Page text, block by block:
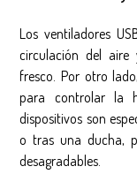
Los ventiladores
circulación del
fresco. Por otro
para controlar la
dispositivos son
o tras una ducha,
desagradables.